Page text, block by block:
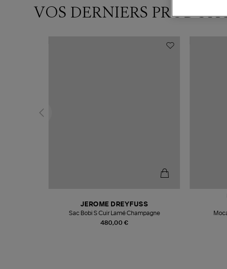
VOS DERNIERS
480,00 €
JEROME DREYFUSS
Sac Bobi S Cuir Lamé Champagne